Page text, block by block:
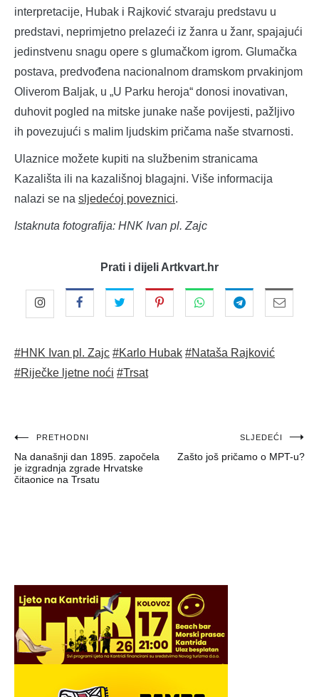
interpretacije, Hubak i Rajković stvaraju predstavu u
predstavi, neprimjetno prelazeći iz žanra u žanr, spajajući
jedinstvenu snagu opere s glumačkom igrom. Glumačka
postava, predvođena nacionalnom dramskom prvakinjom
Oliverom Baljak, u „U Parku heroja“ donosi inovativan,
duhovit pogled na mitske junake naše povijesti, pažljivo
ih povezujući s malim ljudskim pričama naše stvarnosti.
Ulaznice možete kupiti na službenim stranicama
Kazališta ili na kazališnoj blagajni. Više informacija
nalazi se na sljedećoj poveznici.
Istaknuta fotografija: HNK Ivan pl. Zajc
Prati i dijeli Artkvart.hr
#HNK Ivan pl. Zajc #Karlo Hubak #Nataša Rajković
#Riječke ljetne noći #Trsat
Navigacija
objava
PRETHODNI
Na današnji dan 1895. započela
je izgradnja zgrade Hrvatske
čitaonice na Trsatu
SLJEDEĆI
Zašto još pričamo o MPT-u?